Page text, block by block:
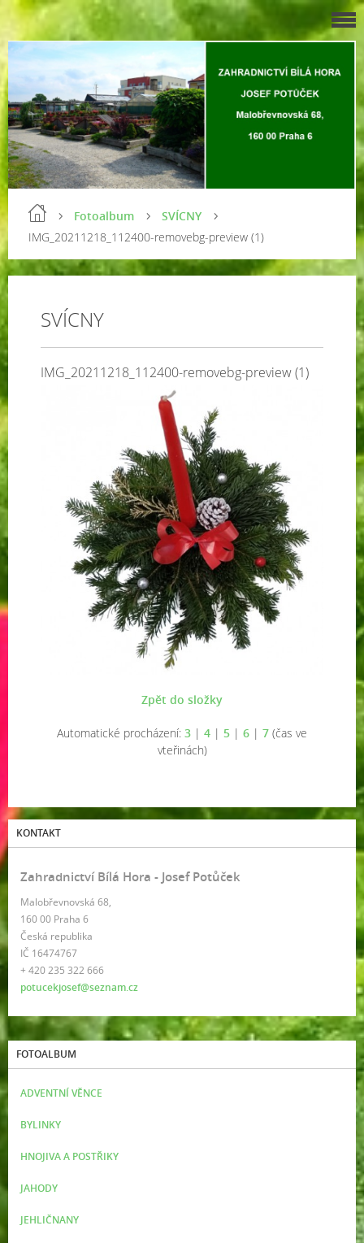
Fotoalbum
SVÍCNY
IMG_20211218_112400-removebg-preview (1)
SVÍCNY
IMG_20211218_112400-removebg-preview (1)
Zpět do složky
Automatické procházení: 3 | 4 | 5 | 6 | 7 (čas ve
vteřinách)
KONTAKT
Zahradnictví Bílá Hora - Josef Potůček
Malobřevnovská 68,
160 00 Praha 6
Česká republika
IČ 16474767
+ 420 235 322 666
potucekjosef@seznam.cz
FOTOALBUM
ADVENTNÍ VĚNCE
BYLINKY
HNOJIVA A POSTŘIKY
JAHODY
JEHLIČNANY